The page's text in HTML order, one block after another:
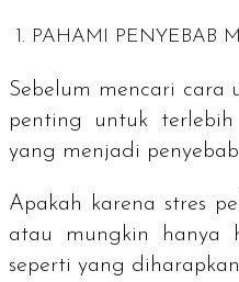
1. PAHAMI PENYEBAB
Sebelum mencari cara
penting untuk
yang menjadi
Apakah karena stres
atau mungkin hanya
seperti yang